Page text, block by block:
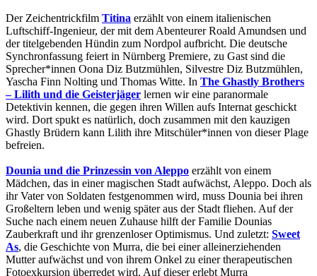
Der Zeichentrickfilm Titina erzählt von einem italienischen
Luftschiff-Ingenieur, der mit dem Abenteurer Roald Amundsen und
der titelgebenden Hündin zum Nordpol aufbricht. Die deutsche
Synchronfassung feiert in Nürnberg Premiere, zu Gast sind die
Sprecher*innen Oona Diz Butzmühlen, Silvestre Diz Butzmühlen,
Yascha Finn Nolting und Thomas Witte. In The Ghastly Brothers
– Lilith und die Geisterjäger lernen wir eine paranormale
Detektivin kennen, die gegen ihren Willen aufs Internat geschickt
wird. Dort spukt es natürlich, doch zusammen mit den kauzigen
Ghastly Brüdern kann Lilith ihre Mitschüler*innen von dieser Plage
befreien.
Dounia und die Prinzessin von Aleppo erzählt von einem
Mädchen, das in einer magischen Stadt aufwächst, Aleppo. Doch als
ihr Vater von Soldaten festgenommen wird, muss Dounia bei ihren
Großeltern leben und wenig später aus der Stadt fliehen. Auf der
Suche nach einem neuen Zuhause hilft der Familie Dounias
Zauberkraft und ihr grenzenloser Optimismus. Und zuletzt: Sweet
As, die Geschichte von Murra, die bei einer alleinerziehenden
Mutter aufwächst und von ihrem Onkel zu einer therapeutischen
Fotoexkursion überredet wird. Auf dieser erlebt Murra